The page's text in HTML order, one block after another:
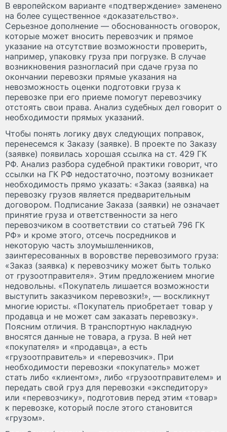
В европейском варианте «подтверждение» заменено
на более существенное «доказательство».
Серьезное дополнение — обоснованность оговорок,
которые может вносить перевозчик и прямое
указание на отсутствие возможности проверить,
например, упаковку груза при погрузке. В случае
возникновения разногласий при сдаче груза по
окончании перевозки прямые указания на
невозможность оценки подготовки груза к
перевозке при его приеме помогут перевозчику
отстоять свои права. Анализ судебных дел говорит о
необходимости прямых указаний.
Чтобы понять логику двух следующих поправок,
перенесемся к Заказу (заявке). В проекте по Заказу
(заявке) появилась хорошая ссылка на ст. 429 ГК
РФ. Анализ разбора судебной практики говорит, что
ссылки на ГК РФ недостаточно, поэтому возникает
необходимость прямо указать: «Заказ (заявка) на
перевозку грузов является предварительным
договором. Подписание Заказа (заявки) не означает
принятие груза и ответственности за него
перевозчиком в соответствии со статьей 796 ГК
РФ» и кроме этого, отсечь посредников и
некоторую часть злоумышленников,
заинтересованных в воровстве перевозимого груза:
«Заказ (заявка) к перевозчику может быть только
от грузоотправителя». Этим предложением многие
недовольны. «Покупатель лишается возможности
выступить заказчиком перевозки!», — воскликнут
многие юристы. «Покупатель приобретает товар у
продавца и не может сам заказать перевозку».
Поясним отличия. В транспортную накладную
вносятся данные не товара, а груза. В ней нет
«покупателя» и «продавца», а есть
«грузоотправитель» и «перевозчик». При
необходимости перевозки «покупатель» может
стать либо «клиентом», либо «грузоотправителем» и
передать свой груз для перевозки «экспедитору»
или «перевозчику», подготовив перед этим «товар»
к перевозке, который после этого становится
«грузом».